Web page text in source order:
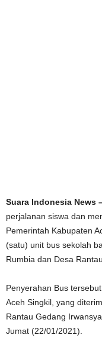
Suara Indonesia News
perjalanan siswa dan
Pemerintah Kabupaten
(satu) unit bus sekolah
Rumbia dan Desa
Penyerahan Bus
Aceh Singkil, yang
Rantau Gedang
Jumat (22/01/2021).